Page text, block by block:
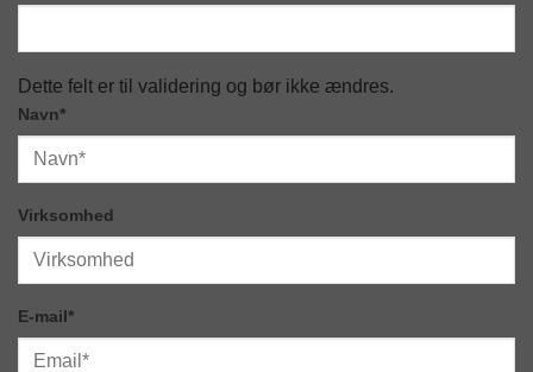
Dette felt er til validering og bør ikke ændres.
Navn*
Virksomhed
E-mail*